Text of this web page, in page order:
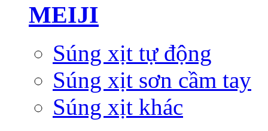
MEIJI
Súng xịt tự động
Súng xịt sơn cầm tay
Súng xịt khác